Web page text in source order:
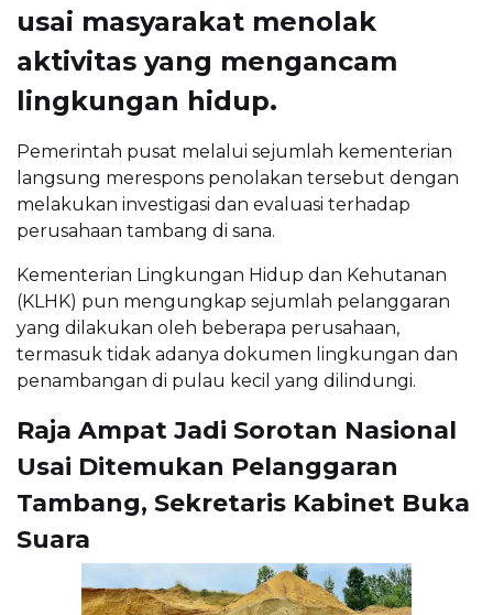
usai masyarakat menolak
aktivitas yang mengancam
lingkungan hidup.
Pemerintah pusat melalui sejumlah kementerian
langsung merespons penolakan tersebut dengan
melakukan investigasi dan evaluasi terhadap
perusahaan tambang di sana.
Kementerian Lingkungan Hidup dan Kehutanan
(KLHK) pun mengungkap sejumlah pelanggaran
yang dilakukan oleh beberapa perusahaan,
termasuk tidak adanya dokumen lingkungan dan
penambangan di pulau kecil yang dilindungi.
Raja Ampat Jadi Sorotan Nasional
Usai Ditemukan Pelanggaran
Tambang, Sekretaris Kabinet Buka
Suara